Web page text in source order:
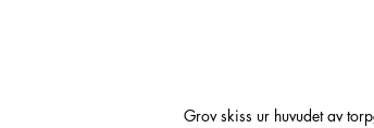
Grov skiss ur huvudet av